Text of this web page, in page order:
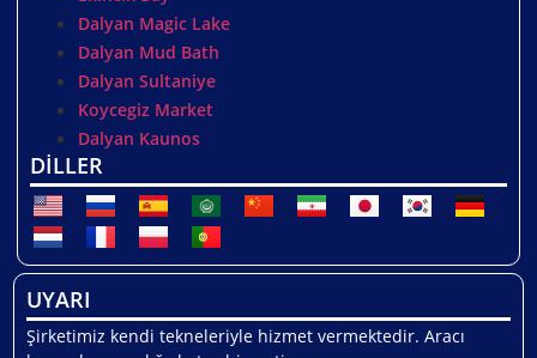
Dalyan Magic Lake
Dalyan Mud Bath
Dalyan Sultaniye
Koycegiz Market
Dalyan Kaunos
DİLLER
UYARI
Şirketimiz kendi tekneleriyle hizmet vermektedir. Aracı